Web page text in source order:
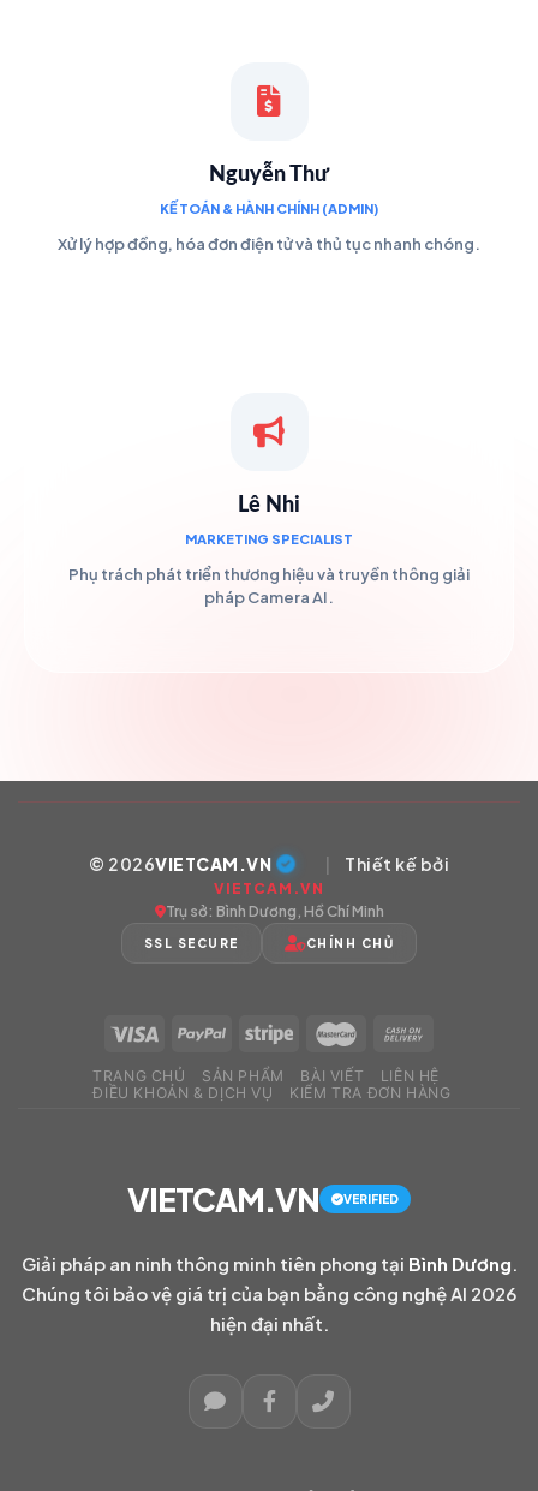
Nguyễn Thư
KẾ TOÁN & HÀNH CHÍNH (ADMIN)
Xử lý hợp đồng, hóa đơn điện tử và thủ tục nhanh chóng.
Lê Nhi
MARKETING SPECIALIST
Phụ trách phát triển thương hiệu và truyền thông giải
pháp Camera AI.
© 2026VIETCAM.VN | Thiết kế bởi
VIETCAM.VN
Trụ sở: Bình Dương, Hồ Chí Minh
SSL SECURE CHÍNH CHỦ
TRANG CHỦ SẢN PHẨM BÀI VIẾT
LIÊN HỆ
ĐIỀU KHOẢN & DỊCH VỤ
KIỂM TRA ĐƠN HÀNG
VIETCAM.VN VERIFIED
Giải pháp an ninh thông minh tiên phong tại Bình Dương.
Chúng tôi bảo vệ giá trị của bạn bằng công nghệ AI 2026
hiện đại nhất.